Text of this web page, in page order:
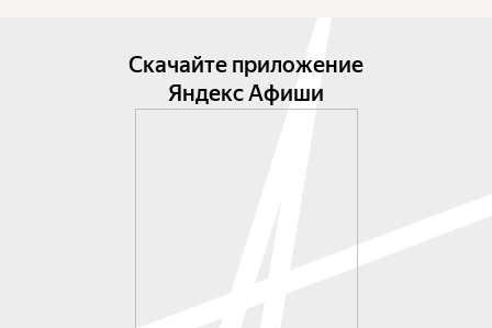
Скачайте приложение
Яндекс Афиши